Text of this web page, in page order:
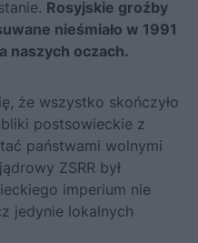
Rosyjskie groźby
nieśmiało w 1991
naszych oczach.
że wszystko skończyło
postsowieckie z
państwami wolnymi
ZSRR był
imperium nie
jedynie lokalnych